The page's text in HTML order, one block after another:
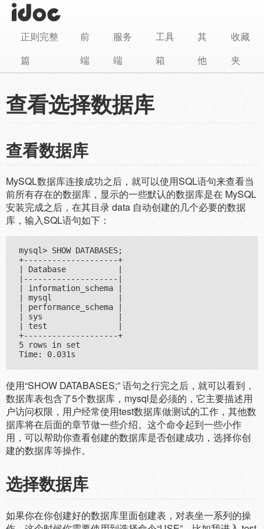
正则完整
篇
前
端
服务
端
工具
箱
其
他
收藏
夹
查看选择数据库
查看数据库
MySQL数据库连接成功之后，就可以使用SQL语句来查看当
前所有存在的数据库，显示的一些默认的数据库是在 MySQL
安装完成之后，在其目录 data 自动创建的几个必要的数据
库，输入SQL语句如下：
mysql> SHOW DATABASES;
+--------------------+
| Database           |
|--------------------|
| information_schema |
| mysql              |
| performance_schema |
| sys                |
| test               |
+--------------------+
5 rows in set
使用“SHOW DATABASES;” 语句之行完之后，就可以看到，
数据库表包含了5个数据库，mysql是必须的，它主要描述用
户访问权限，用户经常使用test数据库做测试的工作，其他数
据库将在后面的章节做一些介绍。这个命令起到一些小作
用，可以帮助你查看创建的数据库是否创建成功，选择你创
建的数据库等操作。
选择数据库
如果你在你创建好的数据库里面创建表，对表坐一系列的操